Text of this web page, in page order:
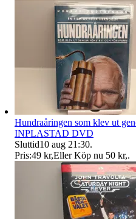
Hundraåringen som klev ut
INPLASTAD DVD
Sluttid10 aug 21:30.
Pris:49 kr,Eller Köp nu 50 kr,.